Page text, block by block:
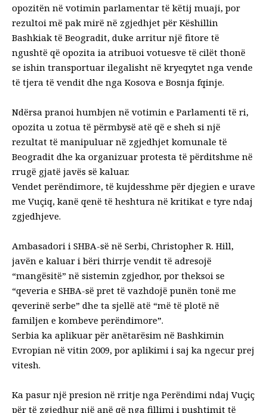
opozitën në votimin parlamentar të këtij muaji, por
rezultoi më pak mirë në zgjedhjet për Këshillin
Bashkiak të Beogradit, duke arritur një fitore të
ngushtë që opozita ia atribuoi votuesve të cilët thonë
se ishin transportuar ilegalisht në kryeqytet nga vende
të tjera të vendit dhe nga Kosova e Bosnja fqinje.
Ndërsa pranoi humbjen në votimin e Parlamenti të ri,
opozita u zotua të përmbysë atë që e sheh si një
rezultat të manipuluar në zgjedhjet komunale të
Beogradit dhe ka organizuar protesta të përditshme në
rrugë gjatë javës së kaluar.
Vendet perëndimore, të kujdesshme për djegien e urave
me Vuçiq, kanë qenë të heshtura në kritikat e tyre ndaj
zgjedhjeve.
Ambasadori i SHBA-së në Serbi, Christopher R. Hill,
javën e kaluar i bëri thirrje vendit të adresojë
“mangësitë” në sistemin zgjedhor, por theksoi se
“qeveria e SHBA-së pret të vazhdojë punën tonë me
qeverinë serbe” dhe ta sjellë atë “më të plotë në
familjen e kombeve perëndimore”.
Serbia ka aplikuar për anëtarësim në Bashkimin
Evropian në vitin 2009, por aplikimi i saj ka ngecur prej
vitesh.
Ka pasur një presion në rritje nga Perëndimi ndaj Vuçiç
për të zgjedhur një anë që nga fillimi i pushtimit të